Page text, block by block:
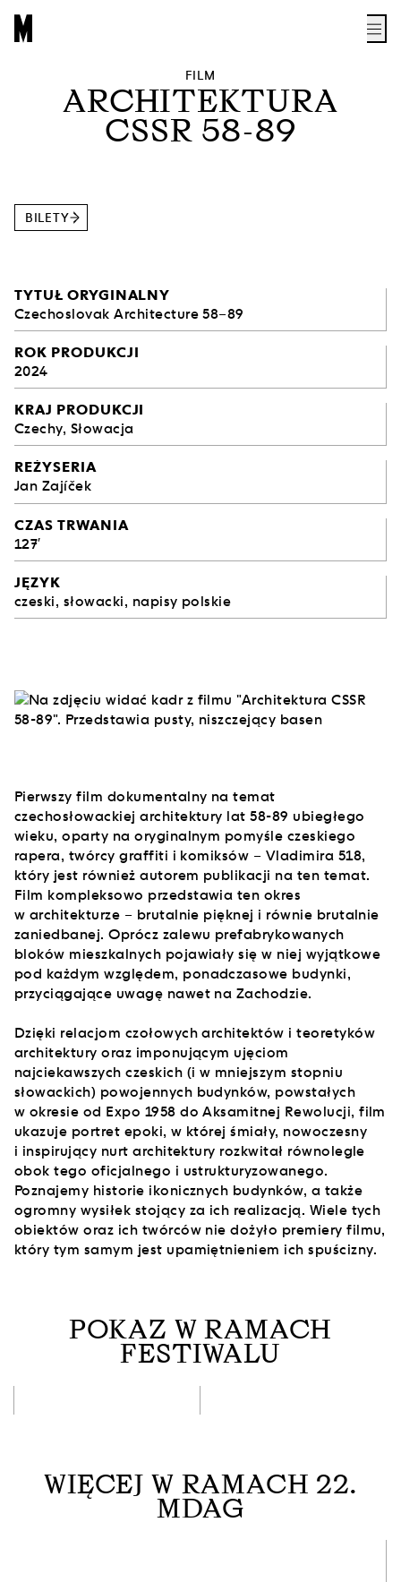
FILM
ARCHITEKTURA
CSSR 58-89
BILETY
TYTUŁ ORYGINALNY
Czechoslovak Architecture 58–89
ROK PRODUKCJI
2024
KRAJ PRODUKCJI
Czechy, Słowacja
REŻYSERIA
Jan Zajíček
CZAS TRWANIA
127′
JĘZYK
czeski, słowacki, napisy polskie
Pierwszy film dokumentalny na temat
czechosłowackiej architektury lat 58-89 ubiegłego
wieku, oparty na oryginalnym pomyśle czeskiego
rapera, twórcy graffiti i komiksów – Vladimira 518,
który jest również autorem publikacji na ten temat.
Film kompleksowo przedstawia ten okres
w architekturze – brutalnie pięknej i równie brutalnie
zaniedbanej. Oprócz zalewu prefabrykowanych
bloków mieszkalnych pojawiały się w niej wyjątkowe
pod każdym względem, ponadczasowe budynki,
przyciągające uwagę nawet na Zachodzie.
Dzięki relacjom czołowych architektów i teoretyków
architektury oraz imponującym ujęciom
najciekawszych czeskich (i w mniejszym stopniu
słowackich) powojennych budynków, powstałych
w okresie od Expo 1958 do Aksamitnej Rewolucji, film
ukazuje portret epoki, w której śmiały, nowoczesny
i inspirujący nurt architektury rozkwitał równolegle
obok tego oficjalnego i ustrukturyzowanego.
Poznajemy historie ikonicznych budynków, a także
ogromny wysiłek stojący za ich realizacją. Wiele tych
obiektów oraz ich twórców nie dożyło premiery filmu,
który tym samym jest upamiętnieniem ich spuścizny.
POKAZ W RAMACH
FESTIWALU
WIĘCEJ W RAMACH 22.
MDAG